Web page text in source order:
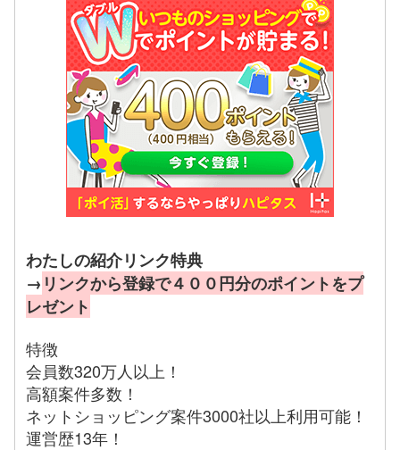
わたしの紹介リンク特典
→ リンクから登録で４００円分のポイントをプ
レゼント
特徴
会員数320万人以上！
高額案件多数！
ネットショッピング案件3000社以上利用可能！
運営歴13年！